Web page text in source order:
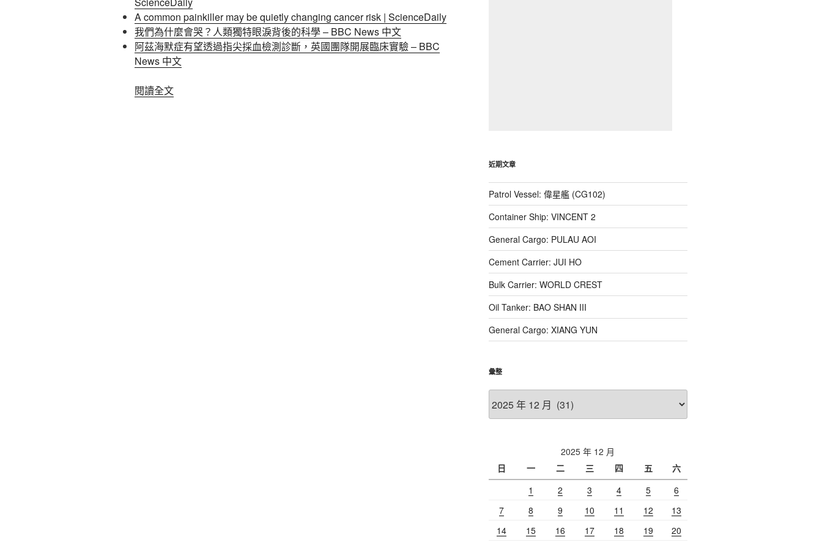
A common painkiller may be quietly changing cancer risk | ScienceDaily
我們為什麼會哭？人類獨特眼淚背後的科學 – BBC News 中文
阿茲海默症有望透過指尖採血檢測診斷，英國團隊開展臨床實驗 – BBC
News 中文
閱讀全文〈放
近期文章
Patrol Vessel: 偉星艦 (CG102)
Container Ship: VINCENT 2
General Cargo: PULAU AOI
Cement Carrier: JUI HO
Bulk Carrier: WORLD CREST
Oil Tanker: BAO SHAN III
General Cargo: XIANG YUN
彙整
整
2025 年 12 月
日
一 二 三 四 五
六
1
2 3 4 5
6
7
8 9 10 11 12
13
14
15 16 17 18 19
20